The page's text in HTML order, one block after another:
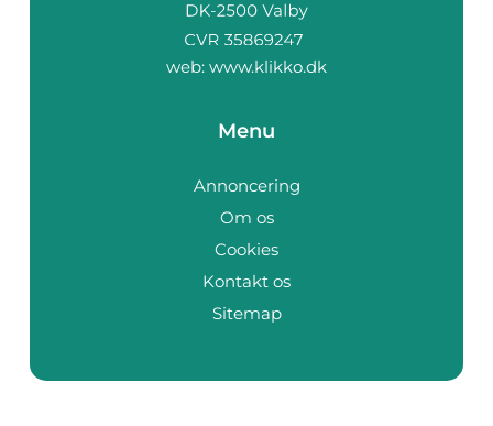
web: www.klikko.dk
Menu
Annoncering
Om os
Cookies
Kontakt os
Sitemap